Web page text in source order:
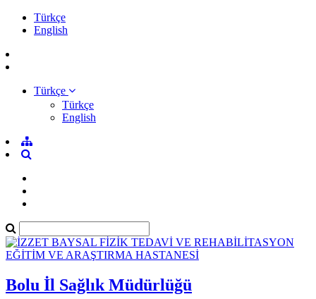
Türkçe
English
Türkçe
Türkçe
English
Bolu İl Sağlık Müdürlüğü